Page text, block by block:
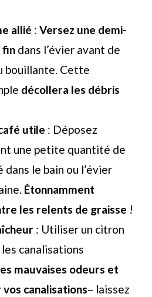
allié : Versez une demi-
fin dans l’évier avant de
bouillante. Cette
décollera les débris
utile : Déposez
une petite quantité de
dans le bain ou l’évier
Étonnamment
les relents de graisse !
: Utiliser un citron
canalisations
mauvaises odeurs et
canalisations– laissez